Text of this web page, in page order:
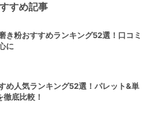
すめ記事
き粉おすすめランキング52選！口コミ
に
め人気ランキング52選！パレット&単
底比較！